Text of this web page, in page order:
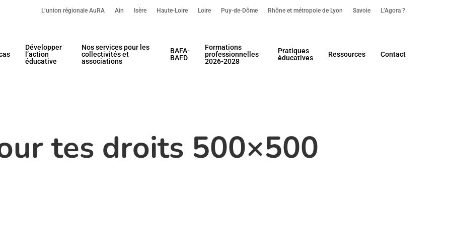
L’union régionale AuRA Ain Isère Haute-Loire Loire Puy-de-Dôme Rhône et métropole de Lyon Savoie L’Agora ?
Développer
l’action
éducative
Nos services pour les
collectivités et
associations
BAFA-
BAFD
Formations
professionnelles
2026-2028
Pratiques
éducatives
Ressources Contact
tes droits 500×500